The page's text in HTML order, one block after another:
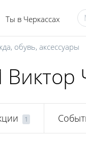
Ты в Черкассах
обувь, аксессуары
1